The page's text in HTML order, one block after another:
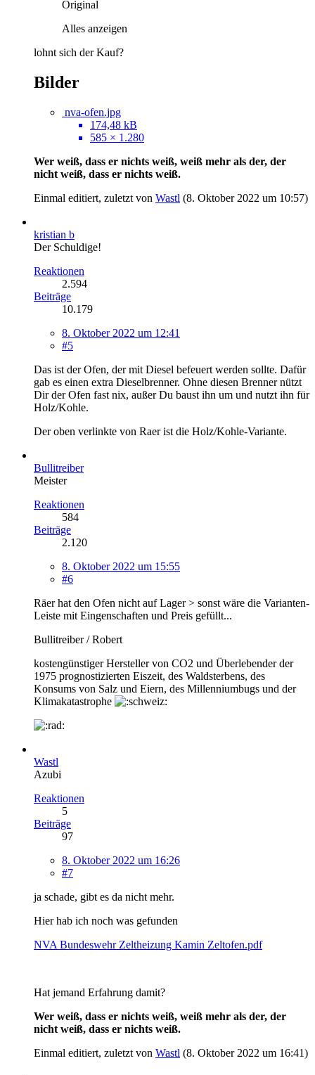
Original
Alles anzeigen
lohnt sich der Kauf?
Bilder
nva-ofen.jpg
174,48 kB
585 × 1.280
Wer weiß, dass er nichts weiß, weiß mehr als der, der
nicht weiß, dass er nichts weiß.
Einmal editiert, zuletzt von Wastl (8. Oktober 2022 um 10:57)
kristian b
Der Schuldige!
Reaktionen
2.594
Beiträge
10.179
8. Oktober 2022 um 12:41
#5
Das ist der Ofen, der mit Diesel befeuert werden sollte. Dafür
gab es einen extra Dieselbrenner. Ohne diesen Brenner nützt
Dir der Ofen fast nix, außer Du baust ihn um und nutzt ihn für
Holz/Kohle.
Der oben verlinkte von Raer ist die Holz/Kohle-Variante.
Bullitreiber
Meister
Reaktionen
584
Beiträge
2.120
8. Oktober 2022 um 15:55
#6
Räer hat den Ofen nicht auf Lager > sonst wäre die Varianten-
Leiste mit Eingenschaften und Preis gefüllt...
Bullitreiber / Robert
kostengünstiger Hersteller von CO2 und Überlebender der
1975 prognostizierten Eiszeit, des Waldsterbens, des
Konsums von Salz und Eiern, des Millenniumbugs und der
Klimakatastrophe
Wastl
Azubi
Reaktionen
5
Beiträge
97
8. Oktober 2022 um 16:26
#7
ja schade, gibt es da nicht mehr.
Hier hab ich noch was gefunden
NVA Bundeswehr Zeltheizung Kamin Zeltofen.pdf
Hat jemand Erfahrung damit?
Wer weiß, dass er nichts weiß, weiß mehr als der, der
nicht weiß, dass er nichts weiß.
Einmal editiert, zuletzt von Wastl (8. Oktober 2022 um 16:41)